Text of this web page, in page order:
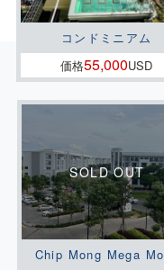
コンドミニアム
価格55,000USD
Chip Mong Mega